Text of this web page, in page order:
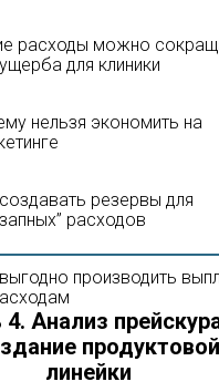
Анализ
продуктовой
линейки
расходы можно
для клиники
нельзя экономить на
резервы для
расходов
производить